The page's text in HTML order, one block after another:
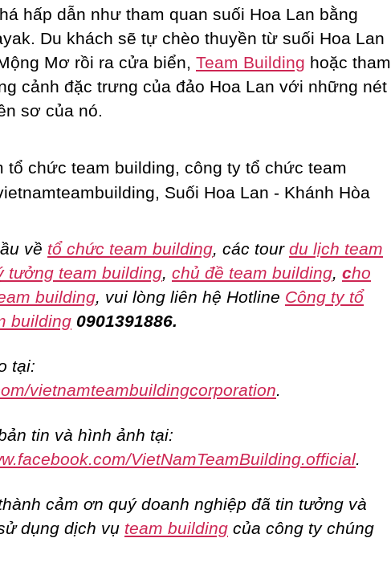
hấp dẫn như tham quan suối Hoa Lan bằng
Du khách sẽ tự chèo thuyền từ suối Hoa Lan
Mơ rồi ra cửa biển, Team Building hoặc tham
cảnh đặc trưng của đảo Hoa Lan với những nét
sơ của nó.
về tổ chức team building , các tour du lịch team
tưởng team building chủ đề team building cho
building , vui lòng liên hệ Hotline Công ty tổ
building 0901391886.
tại:
vietnamteambuildingcorporation.
tin và hình ảnh tại:
VietNamTeamBuilding.official.
cảm ơn quý doanh nghiệp đã tin tưởng và
dụng dịch vụ team building của công ty chúng